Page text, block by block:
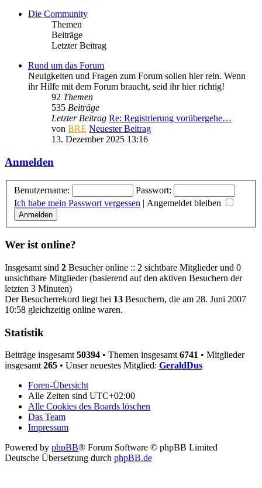
Die Community
Themen
Beiträge
Letzter Beitrag
Rund um das Forum
Neuigkeiten und Fragen zum Forum sollen hier rein. Wenn
ihr Hilfe mit dem Forum braucht, seid ihr hier richtig!
92 Themen
535 Beiträge
Letzter Beitrag Re: Registrierung vorübergehe…
von BRE Neuester Beitrag
13. Dezember 2025 13:16
Anmelden
Benutzername:
Passwort:
Ich habe mein Passwort vergessen | Angemeldet bleiben
Wer ist online?
Insgesamt sind 2 Besucher online :: 2 sichtbare Mitglieder und 0
unsichtbare Mitglieder (basierend auf den aktiven Besuchern der
letzten 3 Minuten)
Der Besucherrekord liegt bei 13 Besuchern, die am 28. Juni 2007
10:58 gleichzeitig online waren.
Statistik
Beiträge insgesamt 50394 • Themen insgesamt 6741 • Mitglieder
insgesamt 265 • Unser neuestes Mitglied: GeraldDus
Foren-Übersicht
Alle Zeiten sind UTC+02:00
Alle Cookies des Boards löschen
Das Team
Impressum
Powered by phpBB® Forum Software © phpBB Limited
Deutsche Übersetzung durch phpBB.de